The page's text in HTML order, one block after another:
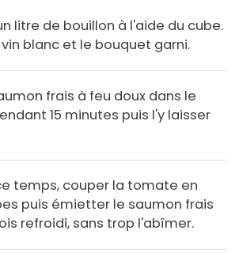
litre de bouillon à l'aide du cube.
blanc et le bouquet garni.
frais à feu doux dans le
15 minutes puis l'y laisser
temps, couper la tomate en
puis émietter le saumon frais
refroidi, sans trop l'abîmer.